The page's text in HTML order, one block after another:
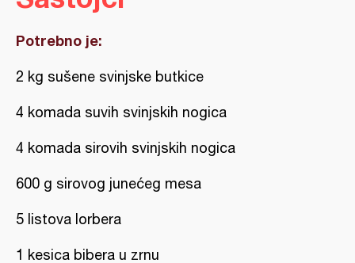
Potrebno je:
2 kg sušene svinjske butkice
4 komada suvih svinjskih nogica
4 komada sirovih svinjskih nogica
600 g sirovog junećeg mesa
5 listova lorbera
1 kesica bibera u zrnu